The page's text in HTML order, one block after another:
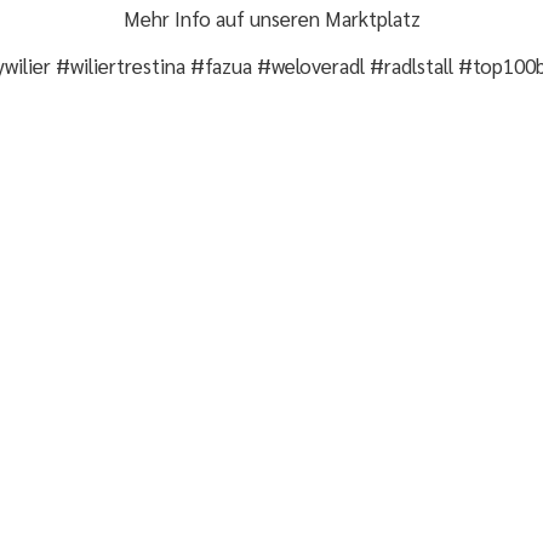
Mehr Info auf unseren Marktplatz
#wiliertrestina #fazua #weloveradl #radlstall